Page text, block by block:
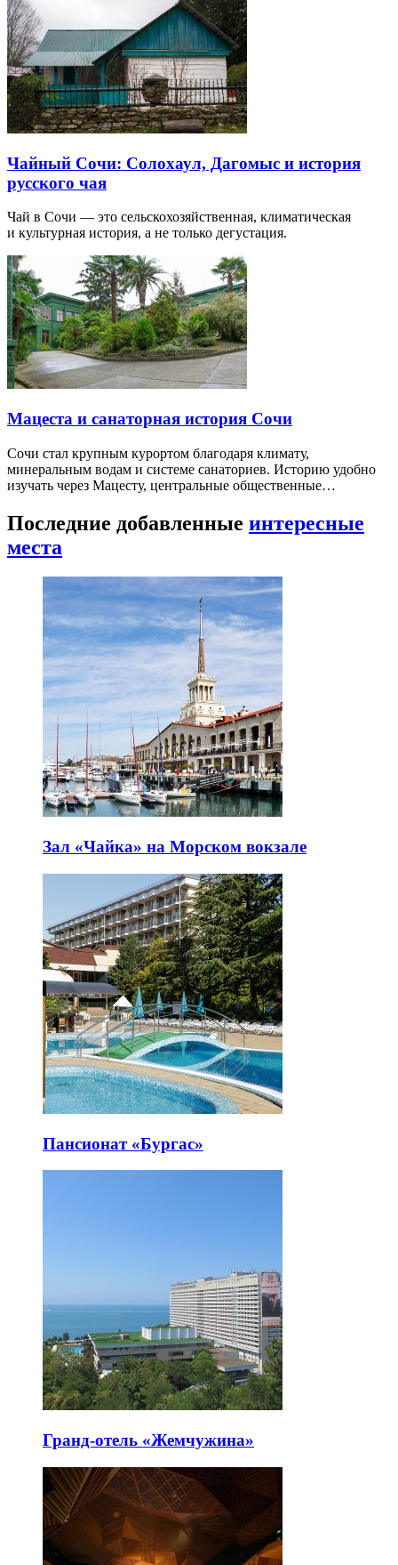
Чайный Сочи: Солохаул, Дагомыс и история
русского чая
Чай в Сочи — это сельскохозяйственная, климатическая
и культурная история, а не только дегустация.
Мацеста и санаторная история Сочи
Сочи стал крупным курортом благодаря климату,
минеральным водам и системе санаториев. Историю удобно
изучать через Мацесту, центральные общественные…
Последние добавленные интересные
места
Зал «Чайка» на Морском вокзале
Пансионат «Бургас»
Гранд-отель «Жемчужина»